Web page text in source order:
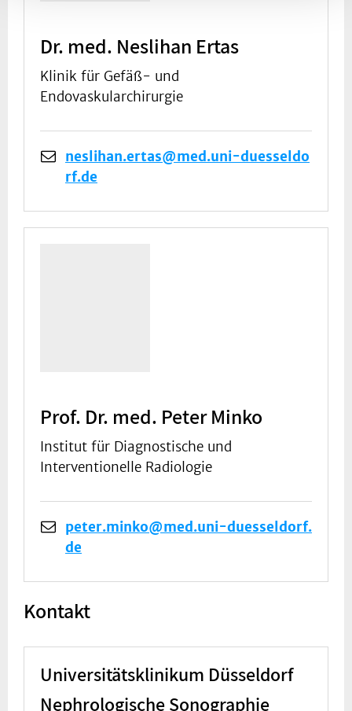
Dr. med. Neslihan Ertas
Klinik für Gefäß- und
Endovaskularchirurgie
neslihan.ertas@med.uni-duesseldo
rf.de
Prof. Dr. med. Peter Minko
Institut für Diagnostische und
Interventionelle Radiologie
peter.minko@med.uni-duesseldorf.
de
Kontakt
Universitätsklinikum Düsseldorf
Nephrologische Sonographie